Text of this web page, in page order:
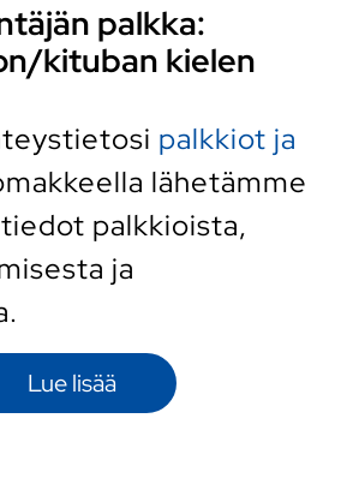
palkka:
kituban kielen
palkkiot ja
lähetämme
palkkioista,
ja
Lue lisää